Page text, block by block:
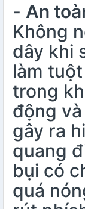
- An
Không
dây khi
làm
trong
động
gây ra
quang
bụi có
quá